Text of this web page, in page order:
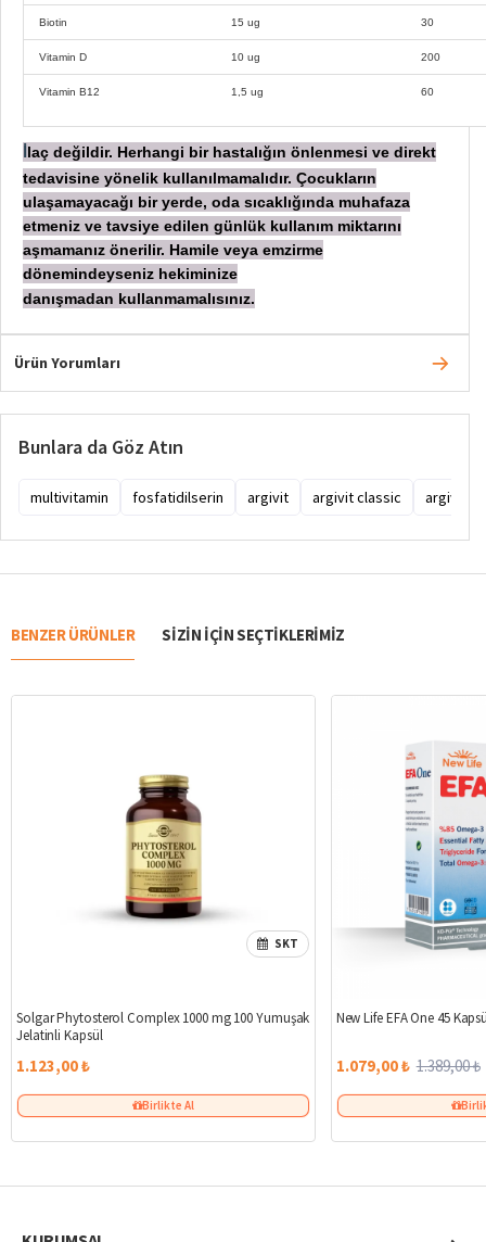
Biotin 15 ug 30
Vitamin D 10 ug 200
Vitamin B12 1,5 ug 60
laç değildir. Herhangi bir hastalığın önlenmesi ve direkt
tedavisine yönelik kullanılmamalıdır. Çocukların
ulaşamayacağı bir yerde, oda sıcaklığında muhafaza
etmeniz ve tavsiye edilen günlük kullanım miktarını
aşmamanız önerilir. Hamile veya emzirme
dönemindeyseniz hekiminize
danışmadan kullanmamalısınız.
Ürün Yorumları
Bunlara da Göz Atın
multivitamin fosfatidilserin argivit argivit classic argivit
BENZER ÜRÜNLER SIZIN IÇIN SEÇTIKLERIMIZ
SKT
Solgar Phytosterol Complex 1000 mg 100 Yumuşak
Jelatinli Kapsül
1.123,00 ₺
Birlikte Al
New Life EFA One 45
1.079,00 ₺ 1.389,00 ₺